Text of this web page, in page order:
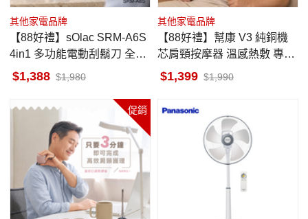
其他家電品牌
【88好禮】sOlac SRM-A6S
4in1 多功能電動刮鬍刀 全機
防水
1,388 1,980
其他家電品牌
【88好禮】幫康 V3 純銅機
芯肩頸按摩器 溫感熱敷 專屬
按摩師
1,399 1,990
促銷